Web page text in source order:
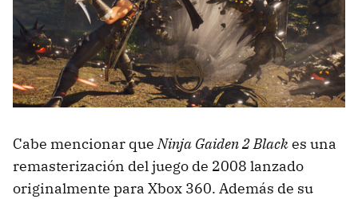
Cabe mencionar queNinja Gaiden 2 Blackes una
remasterización del juego de 2008 lanzado
originalmente para Xbox 360. Además de su